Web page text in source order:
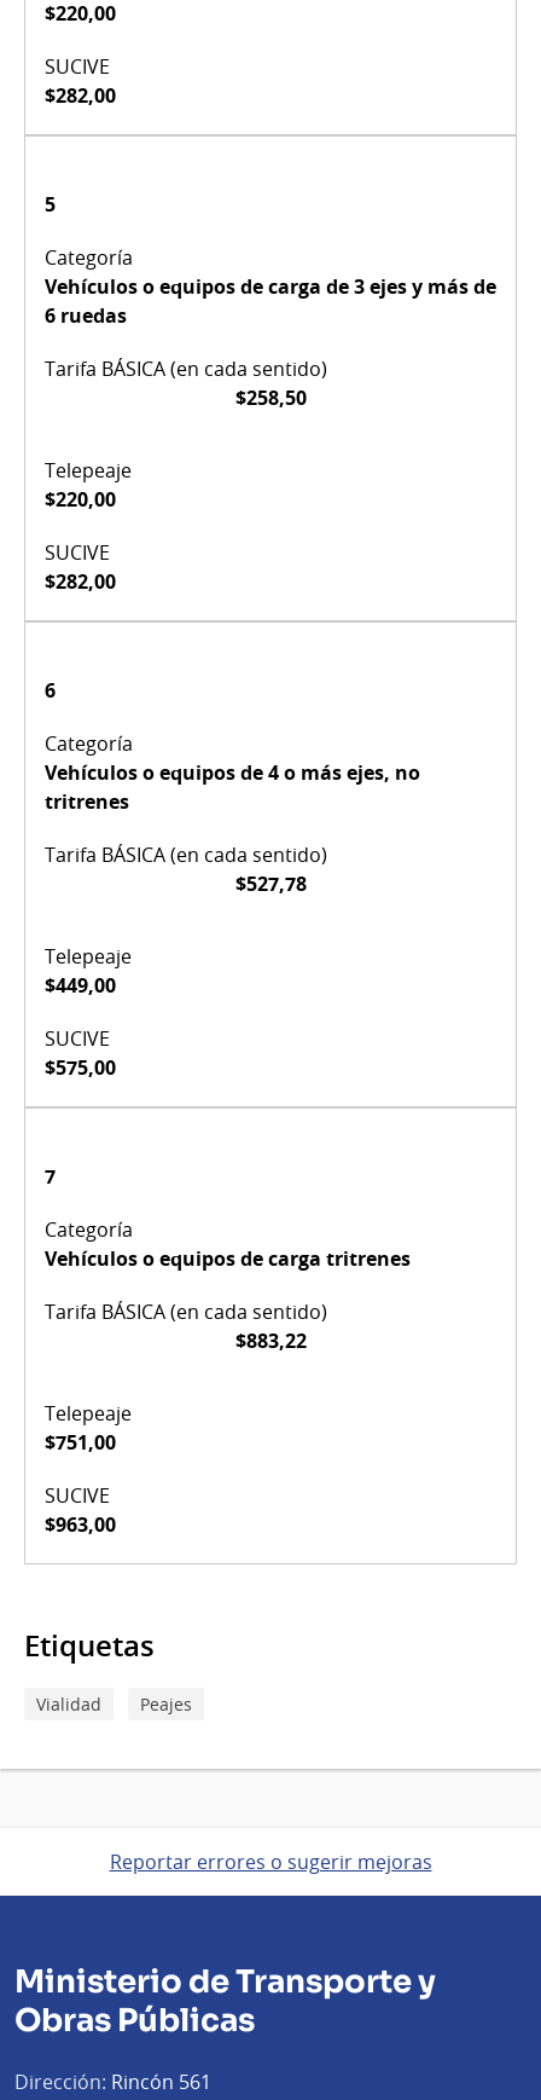
$220,00
$282,00
5
Vehículos o equipos de carga de 3 ejes y más de
6 ruedas
$258,50
$220,00
$282,00
6
Vehículos o equipos de 4 o más ejes, no
tritrenes
$527,78
$449,00
$575,00
7
Vehículos o equipos de carga tritrenes
$883,22
$751,00
$963,00
Etiquetas
Vialidad Peajes
Reportar errores o sugerir mejoras
Ministerio de Transporte y
Obras Públicas
Dirección: Rincón 561